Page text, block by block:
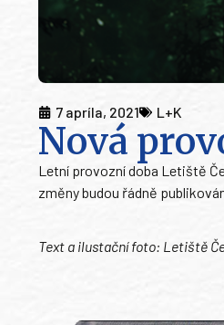
7 apríla, 2021 L+K
Nová
Letní provozní doba Letiště
změny budou řádně
Text a ilustační foto: Letiště